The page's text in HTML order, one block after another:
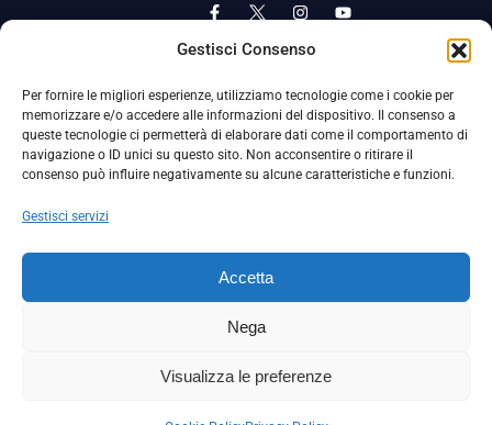
Gestisci Consenso
Per fornire le migliori esperienze, utilizziamo tecnologie come i cookie per
memorizzare e/o accedere alle informazioni del dispositivo. Il consenso a
queste tecnologie ci permetterà di elaborare dati come il comportamento di
navigazione o ID unici su questo sito. Non acconsentire o ritirare il
consenso può influire negativamente su alcune caratteristiche e funzioni.
Gestisci servizi
Accetta
Nega
Visualizza le preferenze
Privacy Policy Cookie Policy
La Società ha nominato il Responsabile della Protezione dei Dati Personali (DPO), figura specializzata che vigila sulle modalità
adottate dalla nostra Società per tutelare i Suoi dati personali.
Per contattare il DPO può scrivere a
La Società ha inoltre adottato un proprio Codice Etico, consultabile al seguente link:
Scarica il Codice Etico